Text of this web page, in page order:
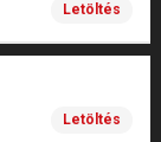
Letöltés
Letöltés